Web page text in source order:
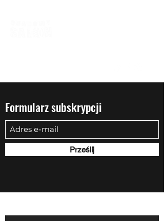
Formularz subskrypcji
Prześlij